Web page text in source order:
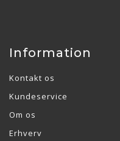
Information
Kontakt os
Kundeservice
Om os
Erhverv